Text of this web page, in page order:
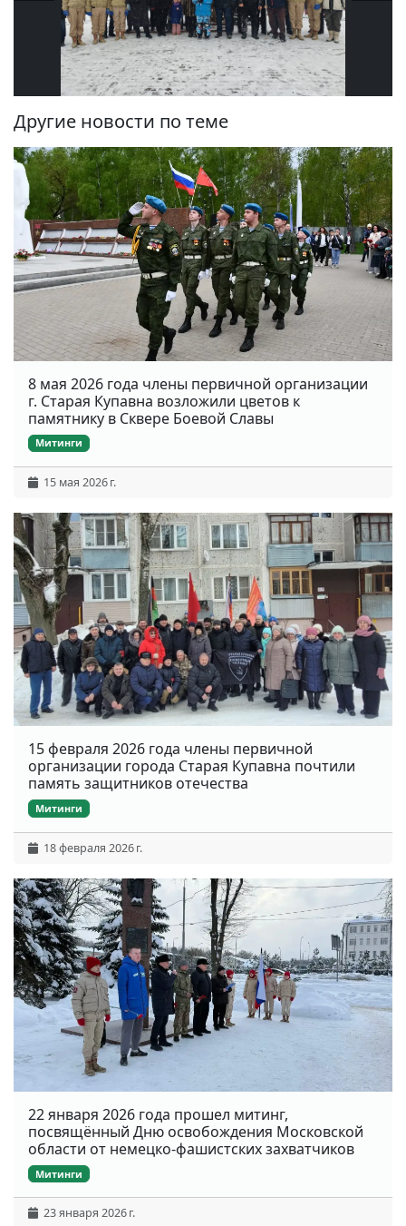
Другие новости по теме
8 мая 2026 года члены первичной организации
г. Старая Купавна возложили цветов к
памятнику в Сквере Боевой Славы
Митинги
15 мая 2026 г.
15 февраля 2026 года члены первичной
организации города Старая Купавна почтили
память защитников отечества
Митинги
18 февраля 2026 г.
22 января 2026 года прошел митинг,
посвящённый Дню освобождения Московской
области от немецко-фашистских захватчиков
Митинги
23 января 2026 г.